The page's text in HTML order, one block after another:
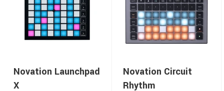
Novation Launchpad
X
Novation Circuit
Rhythm